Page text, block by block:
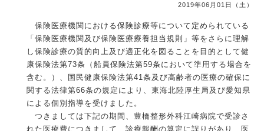
2019年06月01日（土）
保険医療機関における保険診療等について定められている
「保険医療機関及び保険医療療養担当規則」等をさらに理解
し保険診療の質的向上及び適正化を図ることを目的として健
康保険法第73条（船員保険法第59条において準用する場合を
含む。）、国民健康保険法第41条及び高齢者の医療の確保に
関する法律第66条の規定により、東海北陸厚生局及び愛知県
による個別指導を受けました。
つきましては下記の期間、豊橋整形外科江崎病院で受診さ
れた医療費につきまして、診療報酬の算定に誤りがあり、医